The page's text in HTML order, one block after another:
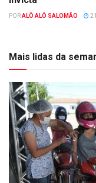
PORALÔ ALÔ SALOMÃO
Mais lidas da